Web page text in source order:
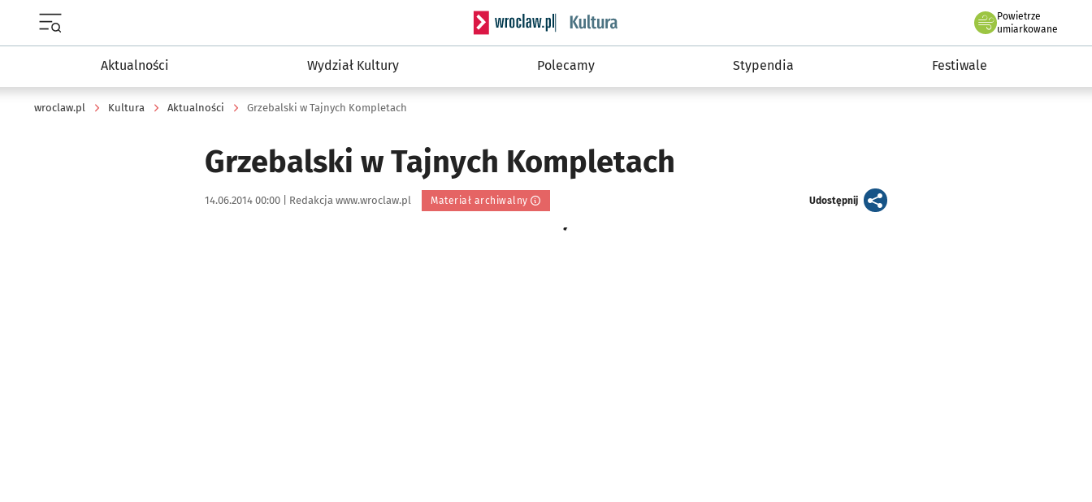
Serwis informacyjny wroclaw.pl podserwis: Kultura
Powietrze
we Wrocławiu
umiarkowane
Aktualności Wydział Kultury Polecamy Stypendia Festiwale
wroclaw.pl Kultura Aktualności Grzebalski w Tajnych Kompletach
Grzebalski w Tajnych Kompletach
Data publikacji:
14.06.2014 00:00 | Autor:
Redakcja www.wroclaw.pl Materiał archiwalny Udostępnijartykuł